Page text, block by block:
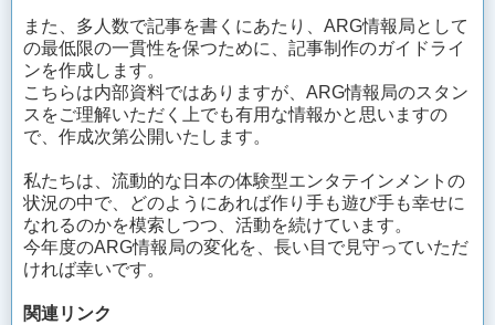
また、多人数で記事を書くにあたり、ARG情報局として
の最低限の一貫性を保つために、記事制作のガイドライ
ンを作成します。
こちらは内部資料ではありますが、ARG情報局のスタン
スをご理解いただく上でも有用な情報かと思いますの
で、作成次第公開いたします。
私たちは、流動的な日本の体験型エンタテインメントの
状況の中で、どのようにあれば作り手も遊び手も幸せに
なれるのかを模索しつつ、活動を続けています。
今年度のARG情報局の変化を、長い目で見守っていただ
ければ幸いです。
関連リンク